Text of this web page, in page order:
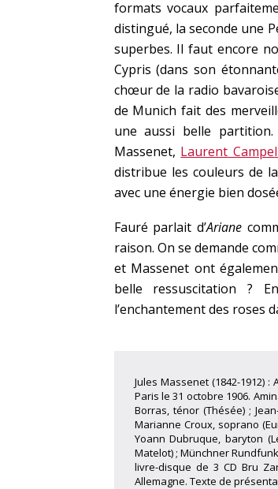
formats vocaux
distingué, la seconde une
superbes. Il faut encore
Cypris (dans son
chœur de la radio
de Munich fait des
une aussi belle
Massenet, Laurent
distribue les couleurs de
avec une énergie bien
Fauré parlait d’Ariane
raison. On se demande
et Massenet ont
belle ressuscitation ?
l’enchantement des roses
Jules Massenet (1842-1912)
Paris le 31 octobre 1906.
Borras, ténor (Thésée) ;
Marianne Croux, soprano
Yoann Dubruque, baryton
Matelot) ; Münchner
livre-disque de 3 CD Bru
Allemagne. Texte de